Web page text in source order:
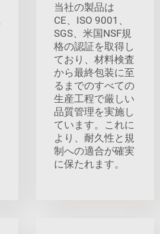
当社の製品は
CE、ISO 9001、
SGS、米国NSF規
格の認証を取得し
ており、材料検査
から最終包装に至
るまでのすべての
生産工程で厳しい
品質管理を実施し
ています。これに
より、耐久性と規
制への適合が確実
に保たれます。